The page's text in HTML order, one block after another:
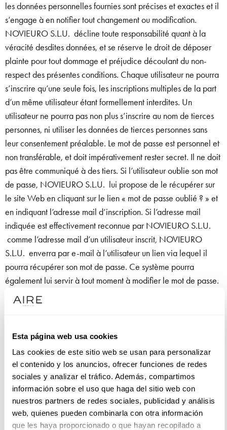
Esta página web usa cookies
Las cookies de este sitio web se usan para personalizar
el contenido y los anuncios, ofrecer funciones de redes
sociales y analizar el tráfico. Además, compartimos
información sobre el uso que haga del sitio web con
nuestros partners de redes sociales, publicidad y análisis
web, quienes pueden combinarla con otra información
que les haya proporcionado o que hayan recopilado a
les données personnelles fournies sont précises et exactes et il
s’engage à en notifier tout changement ou modification.
NOVIEURO S.L.U. décline toute responsabilité quant à la
véracité desdites données, et se réserve le droit de déposer
plainte pour tout dommage et préjudice découlant du non-
respect des présentes conditions. Chaque utilisateur ne pourra
s’inscrire qu’une seule fois, les inscriptions multiples de la part
d’un même utilisateur étant formellement interdites. Un
utilisateur ne pourra pas non plus s’inscrire au nom de tierces
personnes, ni utiliser les données de tierces personnes sans
leur consentement préalable. Le mot de passe est personnel et
non transférable, et doit impérativement rester secret. Il ne doit
pas être communiqué à des tiers. Si l’utilisateur oublie son mot
de passe, NOVIEURO S.L.U. lui propose de le récupérer sur
le site Web en cliquant sur le lien « mot de passe oublié ? » et
en indiquant l’adresse mail d’inscription. Si l’adresse mail
indiquée est effectivement reconnue par NOVIEURO S.L.U.
comme l’adresse mail d’un utilisateur inscrit, NOVIEURO
S.L.U. enverra par e-mail à l’utilisateur un lien via lequel il
pourra récupérer son mot de passe. Ce système pourra
également lui servir à tout moment à modifier le mot de passe.
LIMITATIONS DE RESPONSABILITÉ
responsable des dommages et préjudices découlant d’actes
réalisés et d’informations fournies par ses soins. Conformément
aux dispositions du Code Civil espagnol, l’entreprise ne sera
pas responsable d’actes réalisés par des tiers. Conformément
aux dispositions de la législation en vigueur, NOVIEURO
S.L.U. pourra déposer plainte pour non-respect des présentes
conditions générales, et pour tout acte extra-contractuel